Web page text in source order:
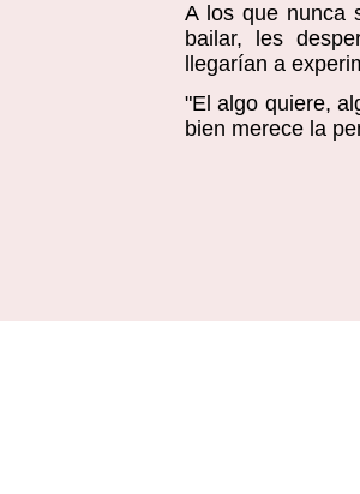
A los que nunca
bailar, les
llegarían a
"El algo quiere,
bien merece la